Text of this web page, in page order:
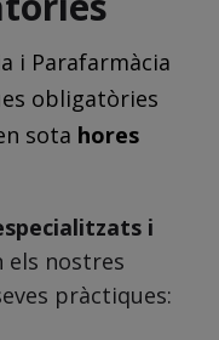
i Parafarmàcia
obligatòries
sota hores
i
els nostres
pràctiques: